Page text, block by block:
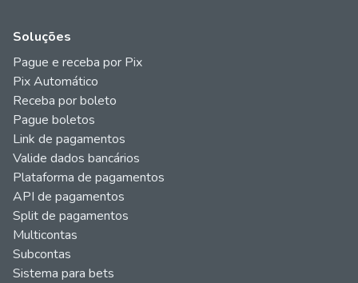
Soluções
Pague e receba por Pix
Pix Automático
Receba por boleto
Pague boletos
Link de pagamentos
Valide dados bancários
Plataforma de pagamentos
API de pagamentos
Split de pagamentos
Multicontas
Subcontas
Sistema para bets